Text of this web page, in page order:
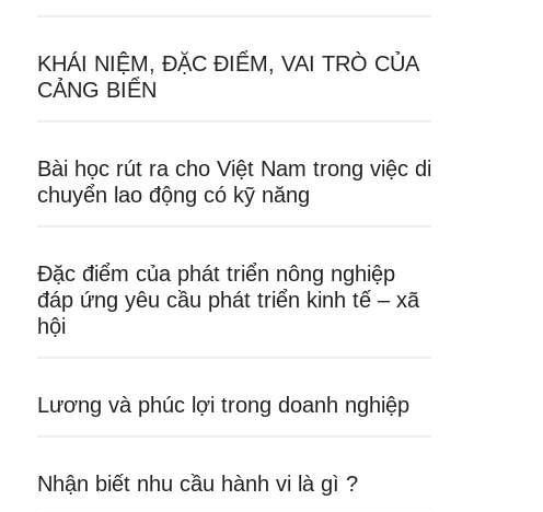
KHÁI NIỆM, ĐẶC ĐIỂM, VAI TRÒ CỦA
CẢNG BIỂN
Bài học rút ra cho Việt Nam trong việc di
chuyển lao động có kỹ năng
Đặc điểm của phát triển nông nghiệp
đáp ứng yêu cầu phát triển kinh tế – xã
hội
Lương và phúc lợi trong doanh nghiệp
Nhận biết nhu cầu hành vi là gì ?